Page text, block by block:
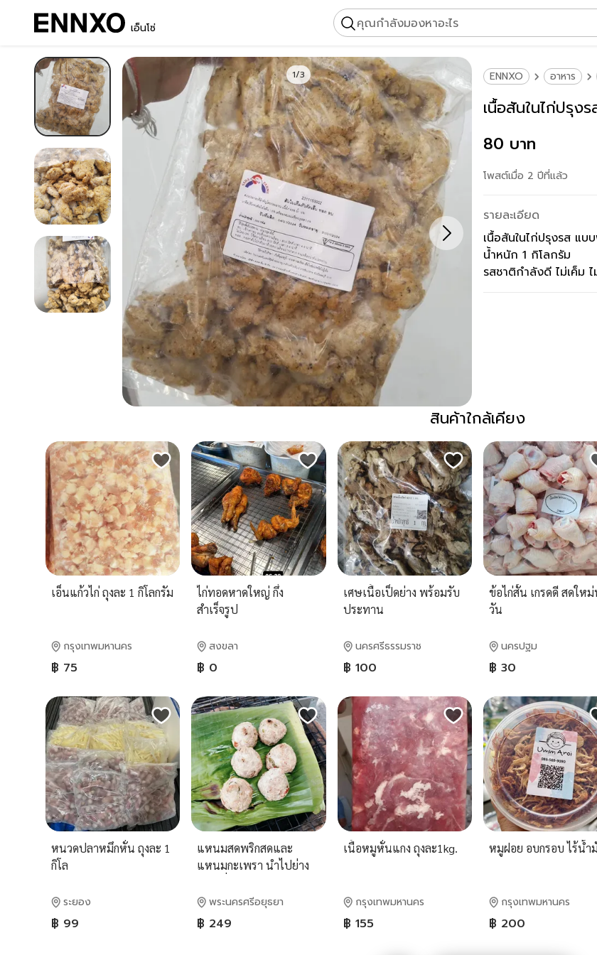
เอ็นโซ่ คุณกำลังมองหาอะไร
1/3 ENNXO อาหาร
เนื้อสันในไก่ปรุ
80 บาท
โพสต์เมื่อ 2 ปีที่แล้ว
รายละเอียด
เนื้อสันในไก่ปรุงรส แบ
น้ำหนัก 1 กิโลกรัม
รสชาติกำลังดี ไม่เค็ม
สินค้าใกล้เคียง
เอ็นแก้วไก่ ถุงละ 1 กิโลกรัม
กรุงเทพมหานคร
฿ 75
ไก่ทอดหาดใหญ่ กึ่ง
สำเร็จรูป
สงขลา
฿ 0
เศษเนื้อเป็ดย่าง พร้อมรับ
ประทาน
นครศรีธรรมราช
฿ 100
ข้อไก่สั้น เกรดดี สดให
วัน
นครปฐม
฿ 30
หนวดปลาหมึกหั่น ถุงละ 1
กิโล
ระยอง
฿ 99
แหนมสดพริกสดและ
แหนมกะเพรา นำไปย่าง
พระนครศรีอยุธยา
฿ 249
เนื้อหมูหั่นแกง ถุงละ1kg.
กรุงเทพมหานคร
฿ 155
หมูฝอย อบกรอบ ไร้น้ำ
กรุงเทพมหานคร
฿ 200